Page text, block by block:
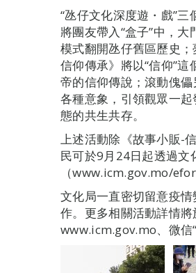
“氹仔文化深度遊・戲”
將團友帶入“盒子”中，
模式翻開氹仔舊區歷史
信仰傳承》將以“信仰”
帝的信仰傳說；滾動傀
各種意象，引領觀眾一
態的共生共存。
上述活動除《故事小販-
民可於9月24日起透過文
（www.icm.gov.mo/
文化局一直密切留意疫
作。更多相關活動詳情
www.icm.gov.mo、微信